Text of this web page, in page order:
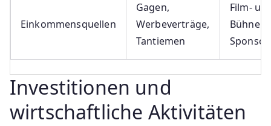
Einkommensquellen
Gagen,
Werbeverträge,
Tantiemen
Film-
Investitionen und
wirtschaftliche Aktivitäten